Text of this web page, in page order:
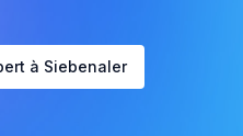
à Siebenaler